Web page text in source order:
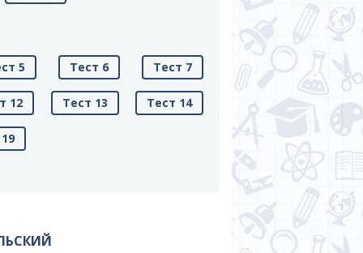
5 Тест 6 Тест 7
12 Тест 13 Тест 14